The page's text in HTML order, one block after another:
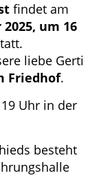
findet am
um 16
liebe Gerti
Friedhof.
Uhr in der
besteht